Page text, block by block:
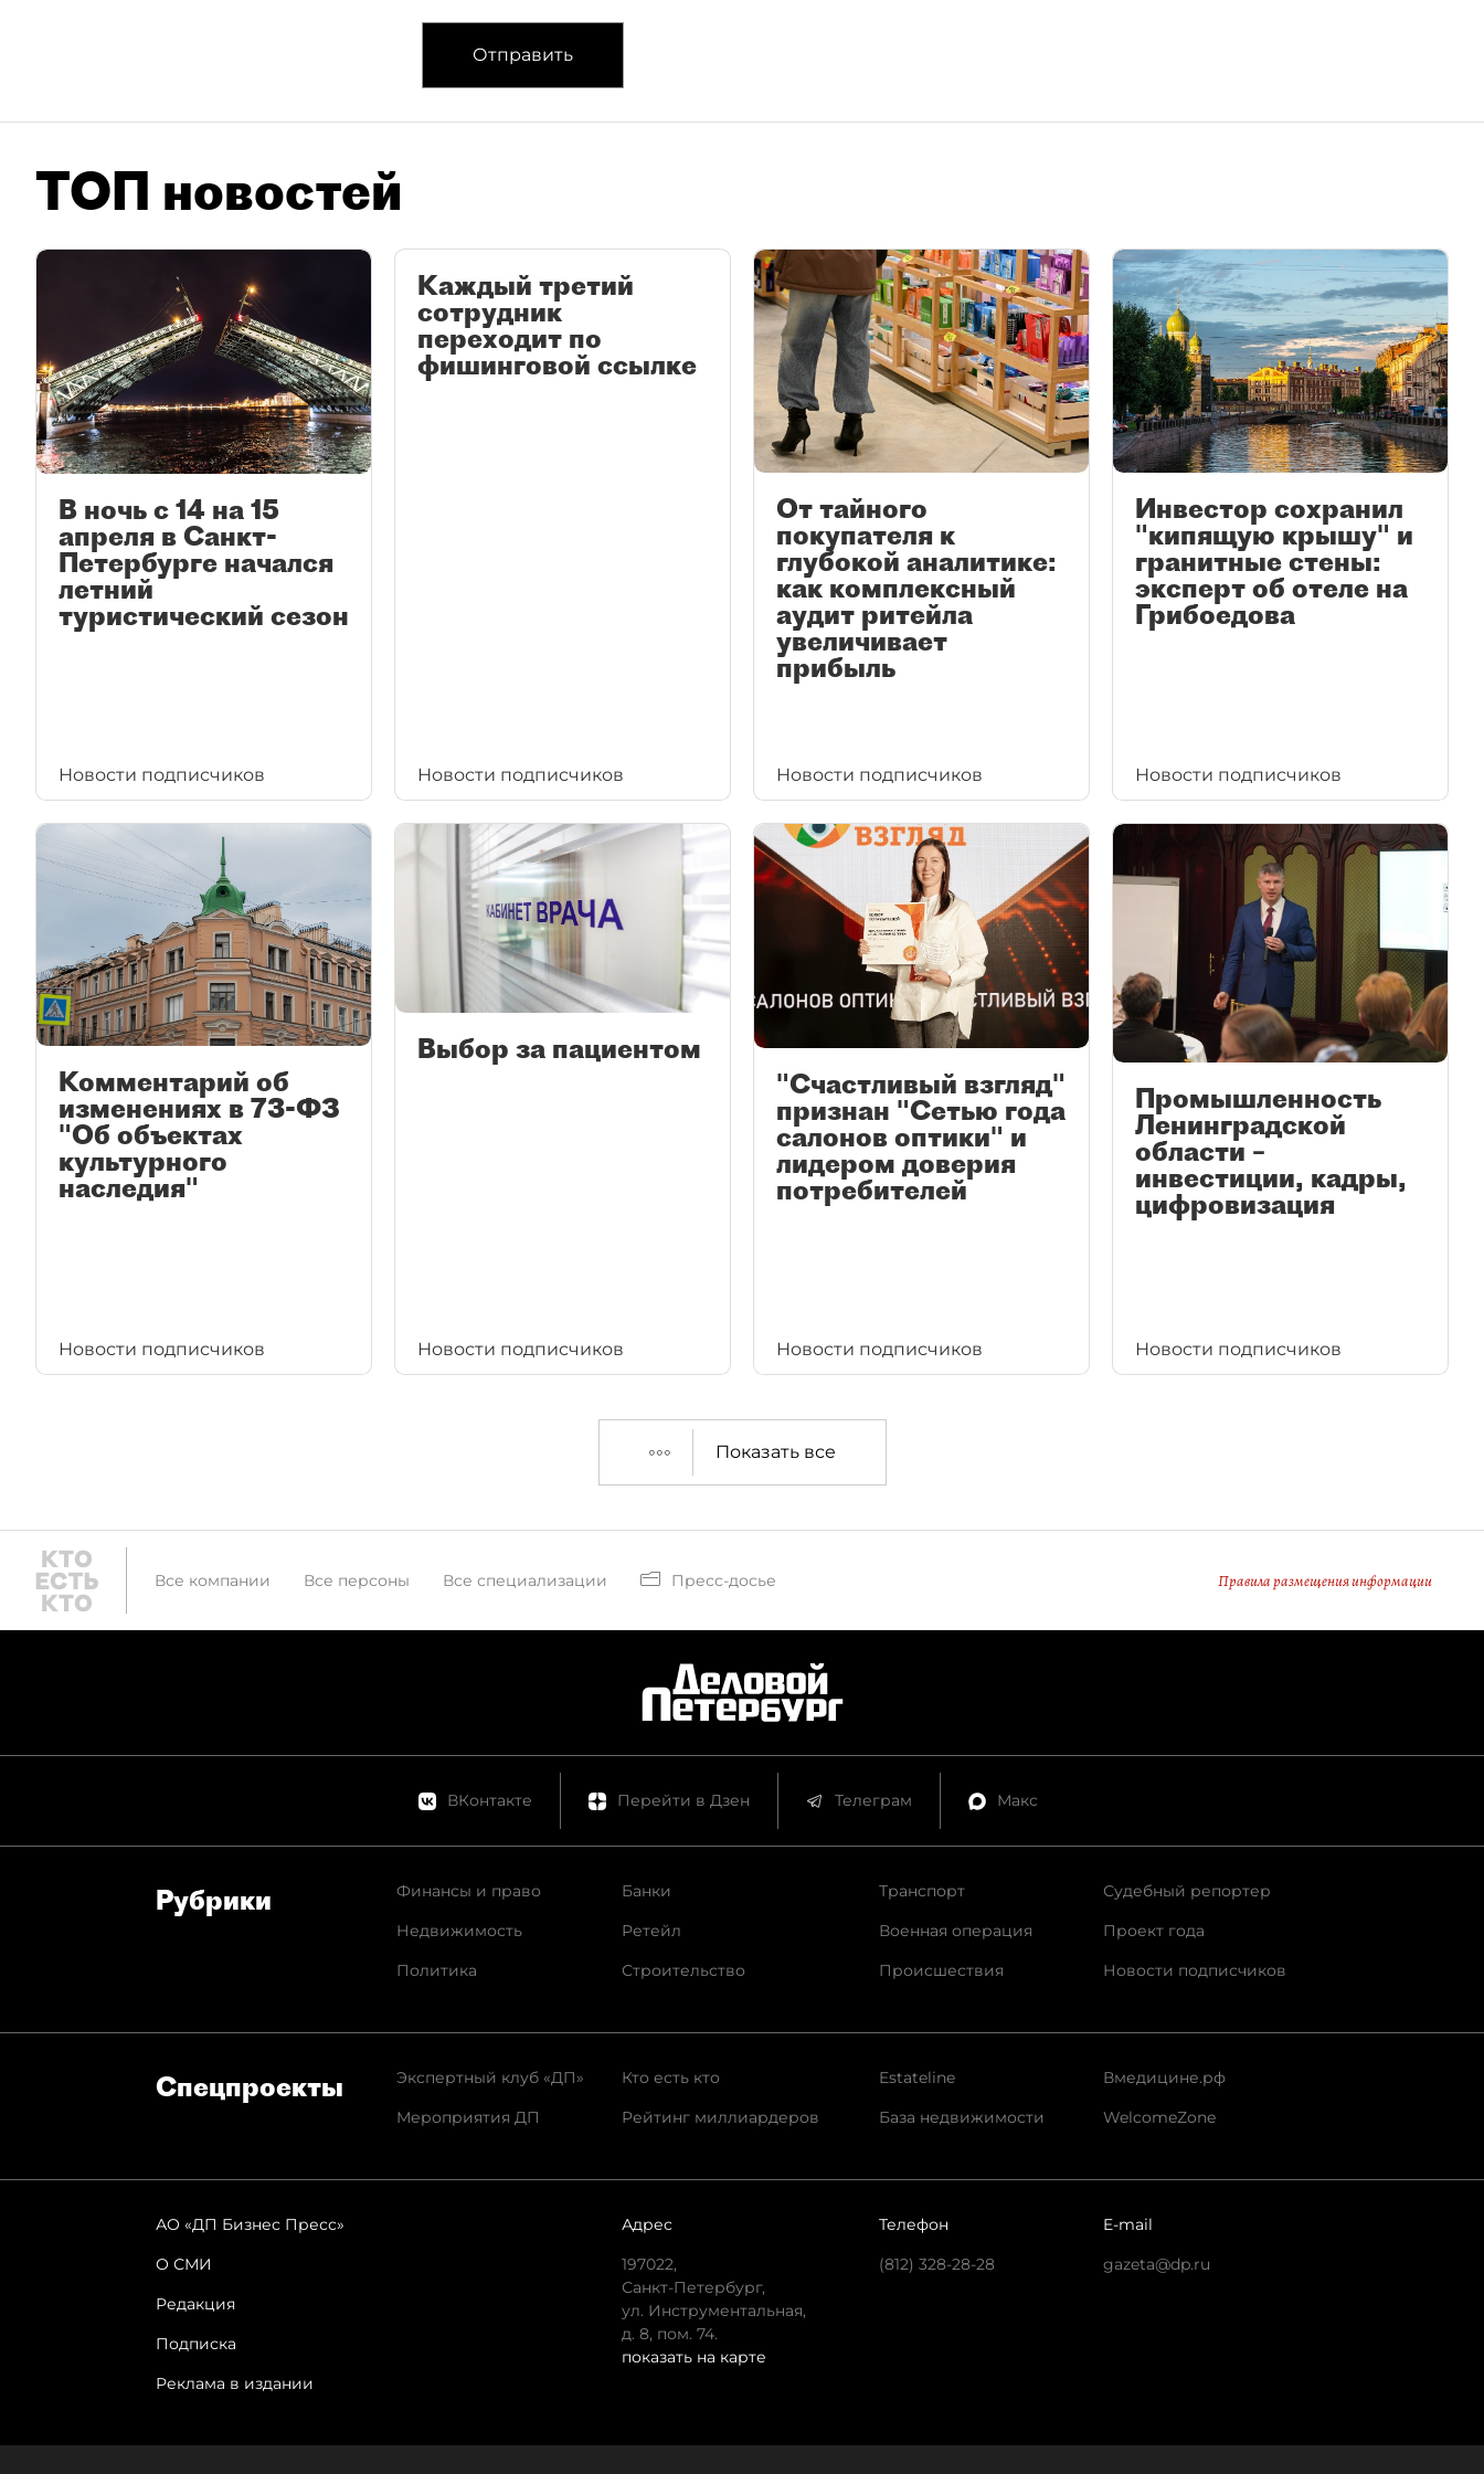
Отправить
ТОП новостей
В ночь с 14 на 15
апреля в Санкт-
Петербурге начался
летний
туристический сезон
Новости подписчиков
Каждый третий
сотрудник
переходит по
фишинговой ссылке
Новости подписчиков
От тайного
покупателя к
глубокой аналитике:
как комплексный
аудит ритейла
увеличивает
прибыль
Новости подписчиков
Инвестор сохранил
"кипящую крышу" и
гранитные стены:
эксперт об отеле на
Грибоедова
Новости подписчиков
Комментарий об
изменениях в 73-ФЗ
"Об объектах
культурного
наследия"
Новости подписчиков
Выбор за пациентом
Новости подписчиков
"Счастливый взгляд"
признан "Сетью года
салонов оптики" и
лидером доверия
потребителей
Новости подписчиков
Промышленность
Ленинградской
области –
инвестиции, кадры,
цифровизация
Новости подписчиков
Показать все
Все компании Все персоны Все специализации Пресс-досье Правила размещения информации
ВКонтакте Перейти в Дзен Телеграм Макс
Рубрики
Финансы и право
Недвижимость
Политика
Банки
Ретейл
Строительство
Транспорт
Военная операция
Происшествия
Судебный репортер
Проект года
Новости подписчиков
Спец­проекты
Экспертный клуб «ДП»
Мероприятия ДП
Кто есть кто
Рейтинг миллиардеров
Estateline
База недвижимости
Вмедицине.рф
WelcomeZone
АО «ДП Бизнес Пресс»
О СМИ
Редакция
Подписка
Реклама в издании
Адрес
197022,
Санкт-Петербург,
ул. Инструментальная,
д. 8, пом. 74.
показать на карте
Телефон
(812) 328-28-28
E-mail
gazeta@dp.ru